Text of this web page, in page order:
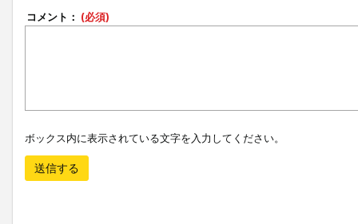
コメント： (必須)
ボックス内に表示されている文字を入力してください。
送信する